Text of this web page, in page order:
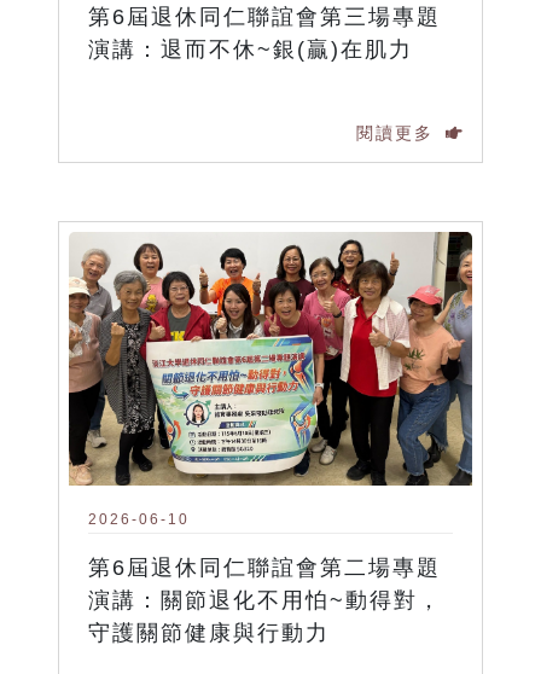
第6屆退休同仁聯誼會第三場專題
演講：退而不休~銀(贏)在肌力
閱讀更多
2026-06-10
第6屆退休同仁聯誼會第二場專題
演講：關節退化不用怕~動得對，
守護關節健康與行動力